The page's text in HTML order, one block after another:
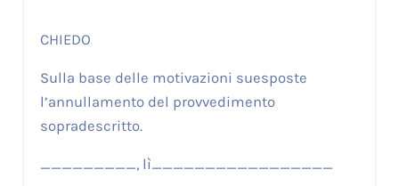
CHIEDO
Sulla base delle motivazioni suesposte
l’annullamento del provvedimento
sopradescritto.
_________, lì_________________